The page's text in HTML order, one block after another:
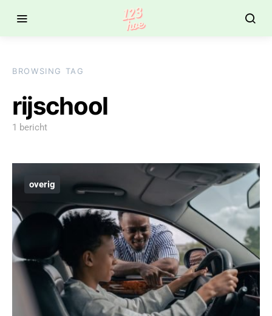
BROWSING TAG
rijschool
1 bericht
overig